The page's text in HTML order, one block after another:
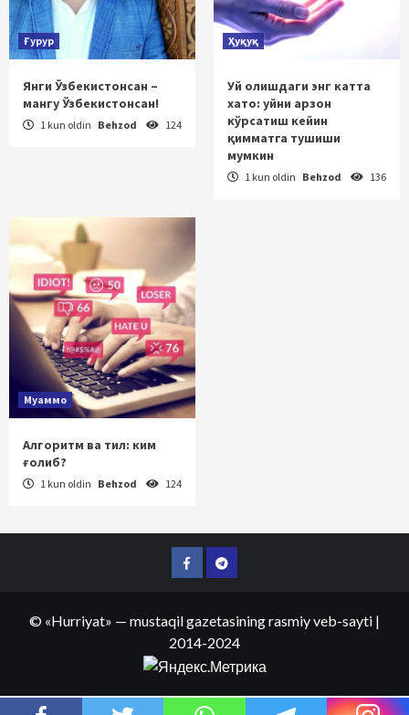
Ғурур
Янги Ўзбекистонсан –
мангу Ўзбекистонсан!
1 kun oldin Behzod 124
Ҳуқуқ
Уй олишдаги энг катта
хато: уйни арзон
кўрсатиш кейин
қимматга тушиши
мумкин
1 kun oldin Behzod 136
Муаммо
Алгоритм ва тил: ким
ғолиб?
1 kun oldin Behzod 124
FacebookTelegram
© «Hurriyat» — mustaqil gazetasining rasmiy veb-sayti |
2014-2024